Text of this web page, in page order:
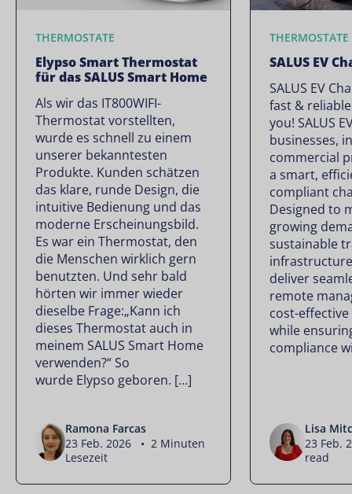
THERMOSTATE
Elypso Smart Thermostat
für das SALUS Smart Home
Als wir das IT800WIFI-
Thermostat vorstellten,
wurde es schnell zu einem
unserer bekanntesten
Produkte. Kunden schätzen
das klare, runde Design, die
intuitive Bedienung und das
moderne Erscheinungsbild.
Es war ein Thermostat, den
die Menschen wirklich gern
benutzten. Und sehr bald
hörten wir immer wieder
dieselbe Frage:„Kann ich
dieses Thermostat auch in
meinem SALUS Smart Home
verwenden?“ So
wurde Elypso geboren. […]
Ramona Farcas
23 Feb. 2026 • 2 Minuten
Lesezeit
THERMOSTATE
SALUS EV
SALUS EV
fast &
you! SALUS
businesses,
commercial
a smart,
compliant
Designed to
growing
sustainable
deliver
remote
cost-
while
compliance
Lisa
23 Feb.
read